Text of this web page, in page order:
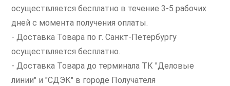
осуществляется бесплатно в течение 3-5 рабочих
дней с момента получения оплаты.
- Доставка Товара по г. Санкт-Петербургу
осуществляется бесплатно.
- Доставка Товара до терминала ТК "Деловые
линии" и "СДЭК" в городе Получателя